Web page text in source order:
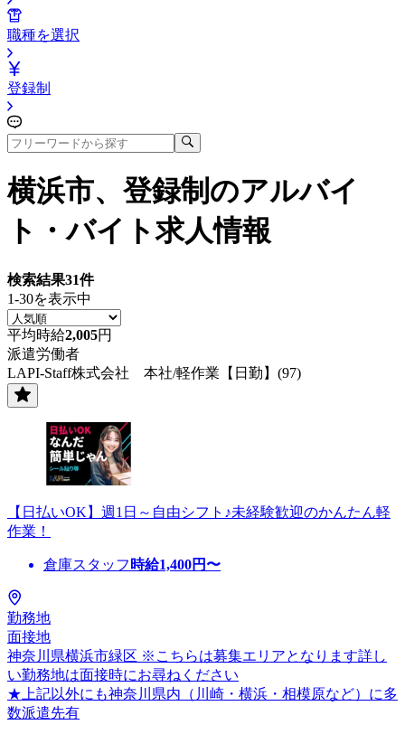
職種を選択
登録制
横浜市、登録制 のアルバイ
ト・バイト求人情報
検索結果31件
1-30を表示中
平均時給2,005円
派遣労働者
LAPI-Staff株式会社 本社/軽作業【日勤】(97)
【日払いOK】週1日～自由シフト♪未経験歓迎のかんたん軽
作業！
倉庫スタッフ 時給1,400円〜
勤務地
面接地
神奈川県横浜市緑区 ※こちらは募集エリアとなります詳し
い勤務地は面接時にお尋ねください
★上記以外にも神奈川県内（川崎・横浜・相模原など）に多
数派遣先有